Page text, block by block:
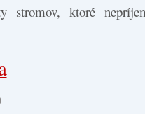
stromov, ktoré